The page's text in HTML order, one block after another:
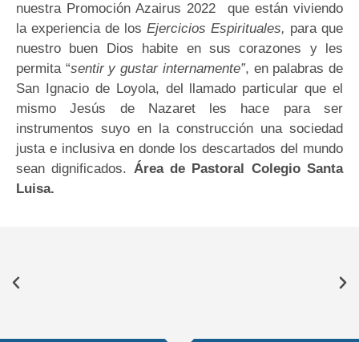
nuestra Promoción Azairus 2022 que están viviendo
la experiencia de los Ejercicios Espirituales, para que
nuestro buen Dios habite en sus corazones y les
permita “sentir y gustar internamente”, en palabras de
San Ignacio de Loyola, del llamado particular que el
mismo Jesús de Nazaret les hace para ser
instrumentos suyo en la construcción una sociedad
justa e inclusiva en donde los descartados del mundo
sean dignificados. Área de Pastoral Colegio Santa
Luisa.